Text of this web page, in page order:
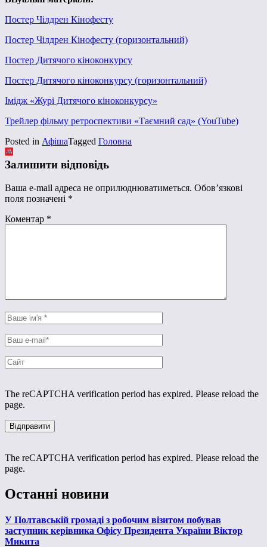
Постер Чілдрен Кінофесту
Постер Чілдрен Кінофесту (горизонтальний)
Постер Дитячого кіноконкурсу
Постер Дитячого кіноконкурсу (горизонтальний)
Імідж «Журі Дитячого кіноконкурсу»
Трейлер фільму ретроспективи «Таємний сад» (YouTube)
Posted in АфішаTagged Головна
Залишити відповідь
Ваша e-mail адреса не оприлюднюватиметься. Обов’язкові
поля позначені *
Коментар *
The reCAPTCHA verification period has expired. Please reload the
page.
The reCAPTCHA verification period has expired. Please reload the
page.
Останні новини
У Полтавській громаді з робочим візитом побував
заступник керівника Офісу Президента України Віктор
Микита